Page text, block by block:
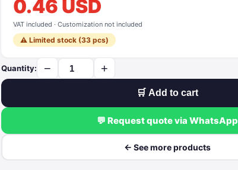
0.46 USD
VAT included · Customization not included
⚠️ Limited stock (33 pcs)
Quantity: − +
🛒 Add to cart
💬 Request quote via WhatsApp
← See more products